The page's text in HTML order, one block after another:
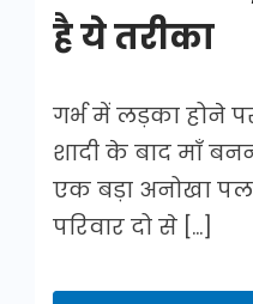
है ये तरीका
गर्भ में लड़का होने
शादी के बाद माँ
एक बड़ा अनोखा
परिवार दो से […]